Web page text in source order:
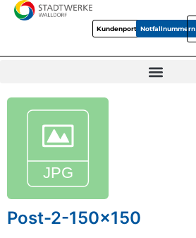
KundenportalNotfallnummern
Post-2-150x150